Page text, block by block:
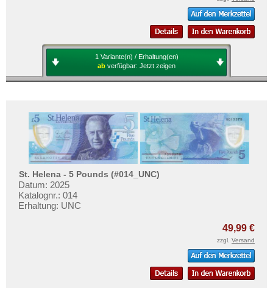
1 Variante(n) / Erhaltung(en)
ab verfügbar: Jetzt zeigen
St. Helena - 5 Pounds (#014_UNC)
Datum: 2025
Katalognr.: 014
Erhaltung: UNC
49,99 €
zzgl. Versand